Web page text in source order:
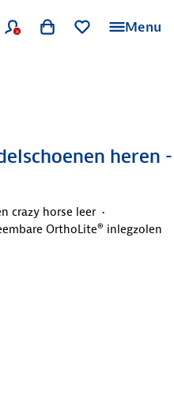
Menu
heren -
crazy horse leer
OrthoLite® inlegzolen